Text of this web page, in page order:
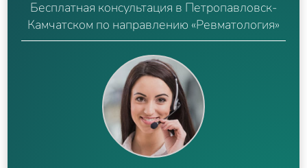
Бесплатная консультация в Петропавловск-
Камчатском по направлению «Ревматология»